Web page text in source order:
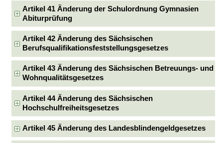
Artikel 41 Änderung der Schulordnung Gymnasien
Abiturprüfung
Artikel 42 Änderung des Sächsischen
Berufsqualifikationsfeststellungsgesetzes
Artikel 43 Änderung des Sächsischen Betreuungs- und
Wohnqualitätsgesetzes
Artikel 44 Änderung des Sächsischen
Hochschulfreiheitsgesetzes
Artikel 45 Änderung des Landesblindengeldgesetzes